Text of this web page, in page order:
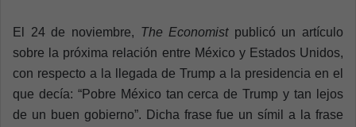
El 24 de noviembre, The Economistpublicó un artículo
sobre la próxima relación entre México y Estados Unidos,
con respecto a la llegada de Trump a la presidencia en el
que decía: “Pobre México tan cerca de Trump y tan lejos
de un buen gobierno”. Dicha frase fue un símil a la frase